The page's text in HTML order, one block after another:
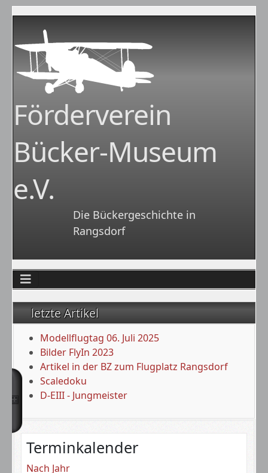
Förderverein
Bücker-Museum
e.V.
Die Bückergeschichte in
Rangsdorf
letzte Artikel
Modellflugtag 06. Juli 2025
Bilder FlyIn 2023
Artikel in der BZ zum Flugplatz Rangsdorf
Scaledoku
D-EIII - Jungmeister
Terminkalender
Nach Jahr